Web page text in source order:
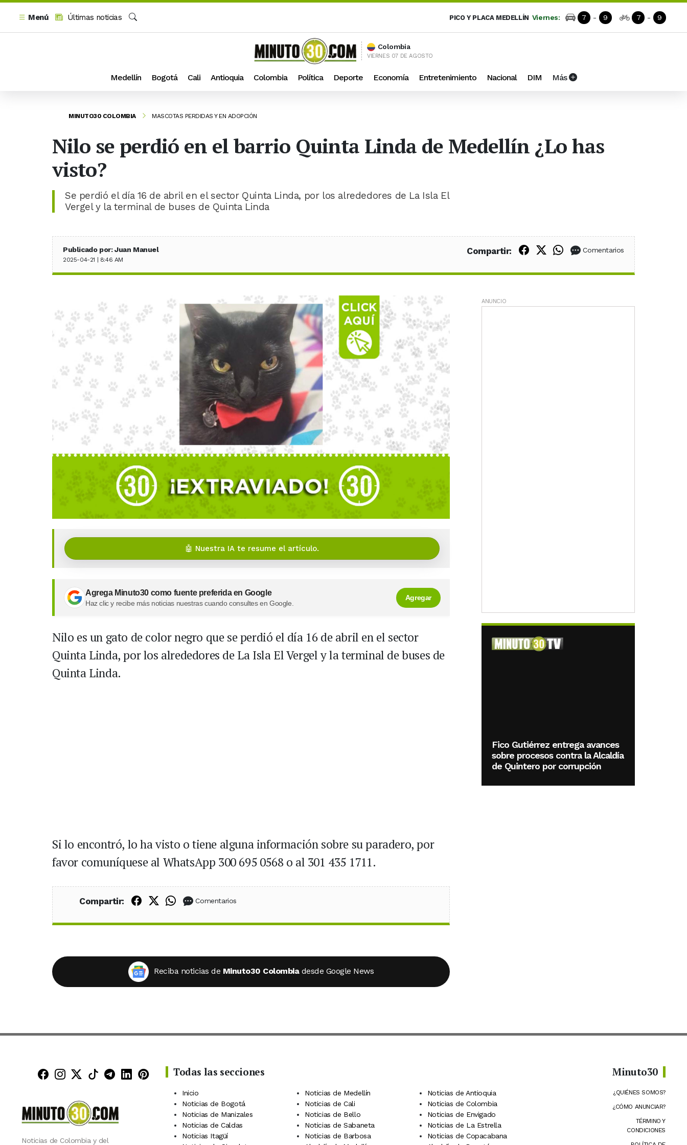
Menú
Últimas noticias
PICO Y PLACA MEDELLÍN Viernes: 7 - 9 7 - 9
Colombia
VIERNES 07 DE AGOSTO
Medellín Bogotá Cali Antioquia Colombia Política Deporte Economía Entretenimiento Nacional DIM Más
MINUTO30 COLOMBIA MASCOTAS PERDIDAS Y EN ADOPCIÓN
Nilo se perdió en el barrio Quinta Linda de Medellín ¿Lo has
visto?
Se perdió el día 16 de abril en el sector Quinta Linda, por los alrededores de La Isla El
Vergel y la terminal de buses de Quinta Linda
Publicado por: Juan Manuel
2025-04-21 | 8:46 AM
Compartir: Compartir en Facebook
Compartir en X (Twitter)
Compartir en WhatsApp
Comentarios
🤖 Nuestra IA te resume el artículo.
Agrega Minuto30 como fuente preferida en Google
Haz clic y recibe más noticias nuestras cuando consultes en Google.
Agregar
Nilo es un gato de color negro que se perdió el día 16 de abril en el sector
Quinta Linda, por los alrededores de La Isla El Vergel y la terminal de buses de
Quinta Linda.
Si lo encontró, lo ha visto o tiene alguna información sobre su paradero, por
favor comuníquese al WhatsApp 300 695 0568 o al 301 435 1711.
Compartir: Compartir en Facebook
Compartir en X (Twitter)
Compartir en WhatsApp
Comentarios
Reciba noticias de Minuto30 Colombia desde Google News
ANUNCIO
Fico Gutiérrez entrega avances
sobre procesos contra la Alcaldía
de Quintero por corrupción
Minuto30 en Facebook
Minuto30 en Instagram
Minuto30 en X (Twitter)
Minuto30 en TikTok
Canal de Minuto30 en Telegram
Minuto30 en LinkedIn
Minuto30 en Pinterest
Noticias de Colombia y del
Todas las secciones
Inicio Noticias de Medellín
Noticias de Antioquia
Noticias de Bogotá
Noticias de Cali
Noticias de Colombia
Noticias de Manizales
Noticias de Bello
Noticias de Envigado
Noticias de Caldas
Noticias de Sabaneta
Noticias de La Estrella
Noticias Itagüí
Noticias de Barbosa
Noticias de Copacabana
Minuto30
¿QUIÉNES SOMOS?
¿CÓMO ANUNCIAR?
TÉRMINO Y
CONDICIONES